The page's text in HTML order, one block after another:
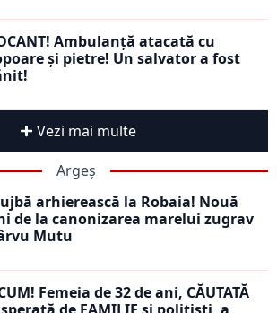
Ambulanță atacată cu
și pietre! Un salvator a fost
Vezi mai multe
Argeș
arhierească la Robaia! Nouă
de la canonizarea marelui zugrav
Mutu
Femeia de 32 de ani, CĂUTATĂ